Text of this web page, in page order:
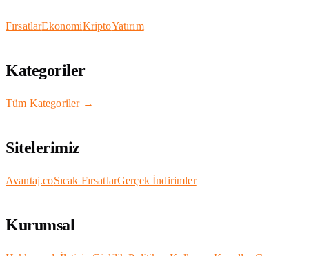
FırsatlarEkonomiKriptoYatırım
Kategoriler
Tüm Kategoriler →
Sitelerimiz
Avantaj.coSıcak FırsatlarGerçek İndirimler
Kurumsal